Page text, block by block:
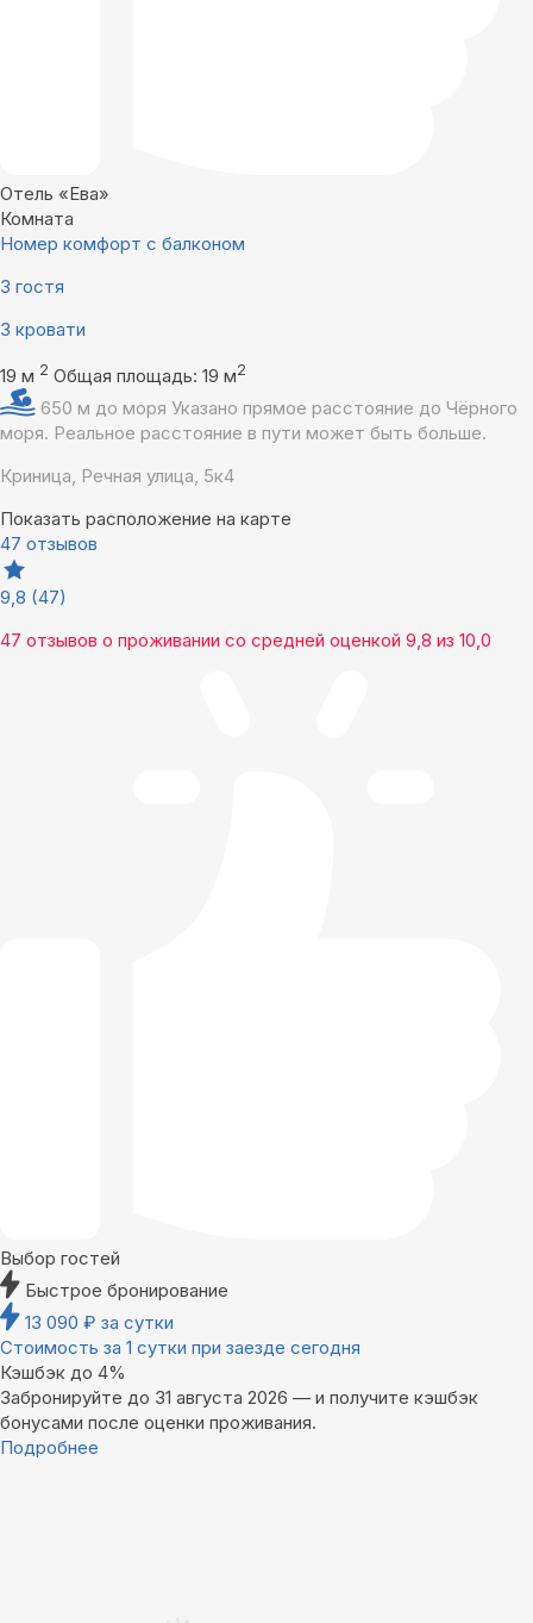
Отель «Ева»
Комната
Номер комфорт с балконом
3 гостя
3 кровати
19 м 2 Общая площадь: 19 м2
650 м до моря Указано прямое расстояние до Чёрного
моря. Реальное расстояние в пути может быть больше.
Криница, Речная улица, 5к4
Показать расположение на карте
47 отзывов
9,8 (47)
47 отзывов о проживании со средней оценкой 9,8 из 10,0
Выбор гостей
Быстрое бронирование
13 090 ₽ за сутки
Стоимость за 1 сутки при заезде сегодня
Кэшбэк до 4%
Забронируйте до 31 августа 2026 — и получите кэшбэк
бонусами после оценки проживания.
Подробнее